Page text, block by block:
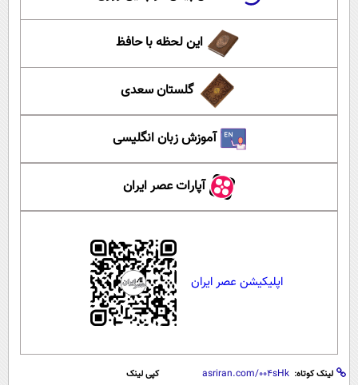
این لحظه با حافظ
گلستان سعدی
آموزش زبان انگلیسی
آپارات عصر ایران
اپلیکیشن عصر ایران
لینک کوتاه: کپی لینک